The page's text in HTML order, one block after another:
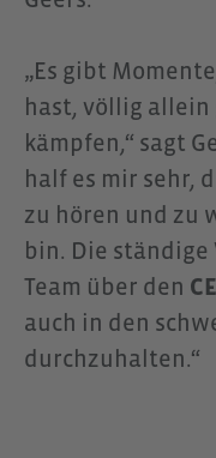
„Es gibt
hast, völlig allein
kämpfen,“ sagt
half es mir sehr,
zu hören und zu
bin. Die
Team über den
auch in den
durchzuhalten.“